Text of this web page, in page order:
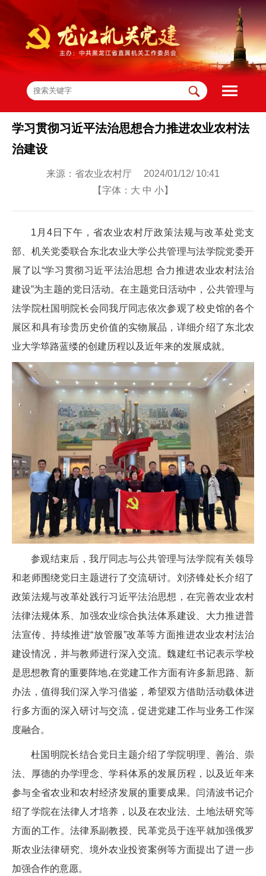
学习贯彻习近平法治思想合力推进农业农村法
治建设
来源：省农业农村厅 2024/01/12/ 10:41
【字体： 大 中 小】
1月4日下午，省农业农村厅政策法规与改革处党支
部、机关党委联合东北农业大学公共管理与法学院党委开
展了以“学习贯彻习近平法治思想 合力推进农业农村法治
建设”为主题的党日活动。在主题党日活动中，公共管理与
法学院杜国明院长会同我厅同志依次参观了校史馆的各个
展区和具有珍贵历史价值的实物展品，详细介绍了东北农
业大学筚路蓝缕的创建历程以及近年来的发展成就。
参观结束后，我厅同志与公共管理与法学院有关领导
和老师围绕党日主题进行了交流研讨。刘济锋处长介绍了
政策法规与改革处践行习近平法治思想，在完善农业农村
法律法规体系、加强农业综合执法体系建设、大力推进普
法宣传、持续推进“放管服”改革等方面推进农业农村法治
建设情况，并与教师进行深入交流。魏建红书记表示学校
是思想教育的重要阵地,在党建工作方面有许多新思路、新
办法，值得我们深入学习借鉴，希望双方借助活动载体进
行多方面的深入研讨与交流，促进党建工作与业务工作深
度融合。
杜国明院长结合党日主题介绍了学院明理、善治、崇
法、厚德的办学理念、学科体系的发展历程，以及近年来
参与全省农业和农村经济发展的重要成果。闫清波书记介
绍了学院在法律人才培养，以及在农业法、土地法研究等
方面的工作。法律系副教授、民革党员于连平就加强俄罗
斯农业法律研究、境外农业投资案例等方面提出了进一步
加强合作的意愿。